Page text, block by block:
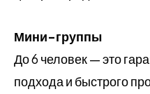
Мини-группы
До 6 человек — это
подхода и быстрого